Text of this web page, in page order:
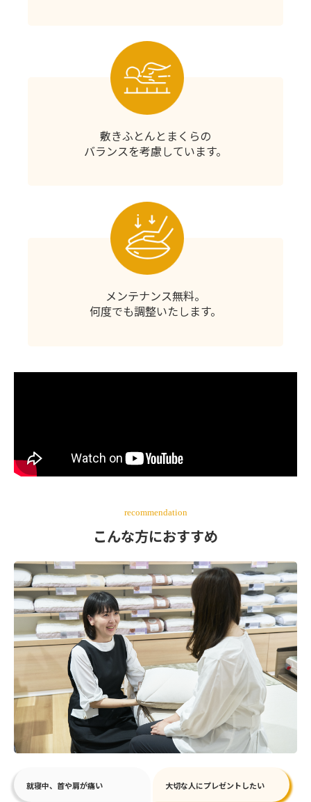
敷きふとんとまくらの
バランスを考慮しています。
メンテナンス無料。
何度でも調整いたします。
recommendation
こんな方におすすめ
就寝中、首や肩が痛い 大切な人にプレゼントしたい